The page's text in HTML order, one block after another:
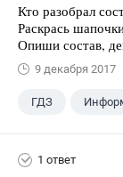
Кто разобрал
Раскрась
Опиши состав,
9 декабря 2017
ГДЗ
1 ответ